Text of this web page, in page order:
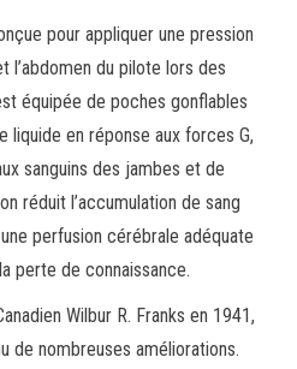
pour appliquer une pression
l’abdomen du pilote lors des
équipée de poches gonflables
liquide en réponse aux forces G,
sanguins des jambes et de
réduit l’accumulation de sang
perfusion cérébrale adéquate
perte de connaissance.
Wilbur R. Franks en 1941,
de nombreuses améliorations.